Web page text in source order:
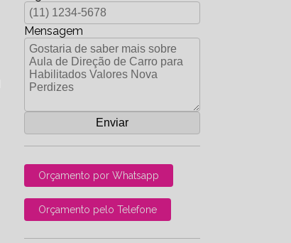
Mensagem
Orçamento por Whatsapp
Orçamento pelo Telefone